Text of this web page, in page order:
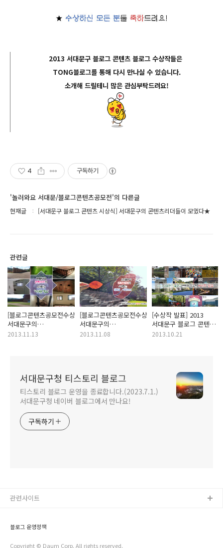
2013 서대문구 블로그 콘텐츠 블로그 수상작들은
TONG블로그를 통해 다시 만나실 수 있습니다.
소개해 드릴테니 많은 관심부탁드려요!
4 구독하기
'놀러와요 서대문/블로그콘텐츠공모전'의 다른글
현재글 [서대문구 블로그 콘텐츠 시상식] 서대문구의 콘텐츠리더들이 모였다★
관련글
[블로그콘텐츠공모전수상작]
서대문구의
콘텐츠리더가 소개하는
2013.11.13
[블로그콘텐츠공모전수상작]
서대문구의
콘텐츠리더가 소개하는
2013.11.08
[수상작 발표] 2013
서대문구 블로그 콘텐츠
공모전 수상작 발표
2013.10.21
서대문구청 티스토리 블로그
티스토리 블로그 운영을 종료합니다.(2023.7.1.)
서대문구청 네이버 블로그에서 만나요!
구독하기
블로그 운영정책
Copyright © Daum Corp. All rights reserved.
관련사이트